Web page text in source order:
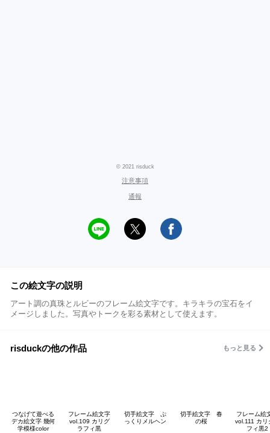
© 2021 risduck
注意事項
通報
この絵文字の説明
アート調の真珠とルビーのフレーム絵文字です。キラキラの宝石をイ
メージしました。写真やトークを彩る素材として使えます。
risduckの他の作品 もっと見る
つなげて遊べる
デカ絵文字 幾何
学模様color
フレーム絵文字
vol.109 カリグ
ラフィ黒
切手絵文字 ぷ
っくりメルヘン
切手絵文字 春
の桜
フレーム絵
vol.111 カリ
フィ黒2